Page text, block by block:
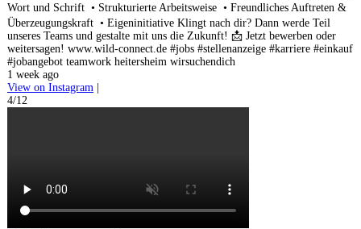
Wort und Schrift • Strukturierte Arbeitsweise • Freundliches Auftreten &
Überzeugungskraft • Eigeninitiative Klingt nach dir? Dann werde Teil
unseres Teams und gestalte mit uns die Zukunft! 📩 Jetzt bewerben oder
weitersagen! www.wild-connect.de #jobs #stellenanzeige #karriere #einkauf
#jobangebot teamwork heitersheim wirsuchendich
1 week ago
View on Instagram |
4/12